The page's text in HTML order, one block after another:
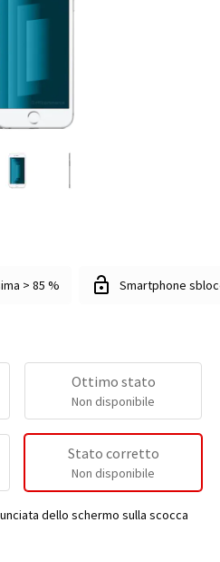
> 85 % Smartphone
Ottimo stato
Non disponibile
Stato corretto
Non disponibile
dello schermo sulla scocca